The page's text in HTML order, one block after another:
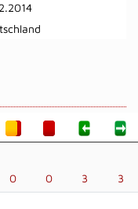
0 0 3 3